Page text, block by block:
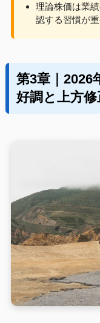
理論株価は業
認する習慣が
第3章｜2026
好調と上方修